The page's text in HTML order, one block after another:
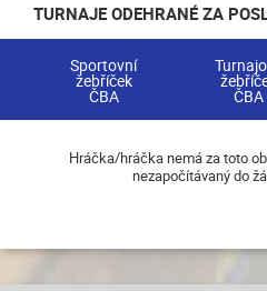
TURNAJE ODEHRANÉ ZA
Sportovní
žebříček
ČBA ČBA
Hráčka/hráčka nemá za toto
nezapočítávaný do